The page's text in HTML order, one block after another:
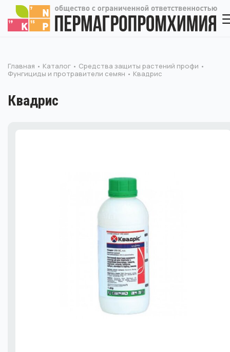
Главная Каталог
Средства защиты растений профи
Фунгициды и протравители семян
Квадрис
Квадрис